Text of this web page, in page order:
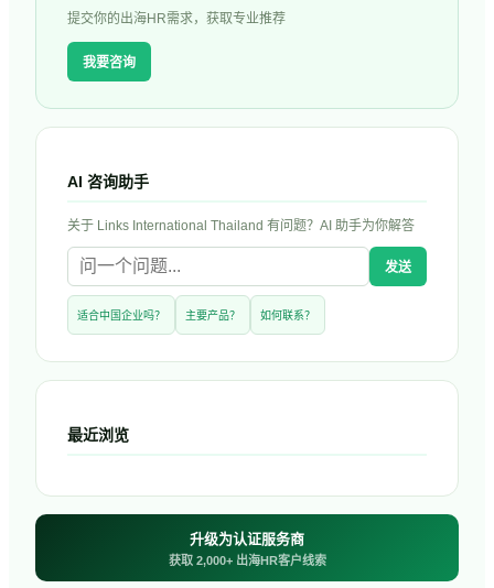
提交你的出海HR需求，获取专业推荐
我要咨询
AI 咨询助手
关于 Links International Thailand 有问题？AI 助手为你解答
发送
适合中国企业吗？ 主要产品？ 如何联系？
最近浏览
升级为认证服务商
获取 2,000+ 出海HR客户线索